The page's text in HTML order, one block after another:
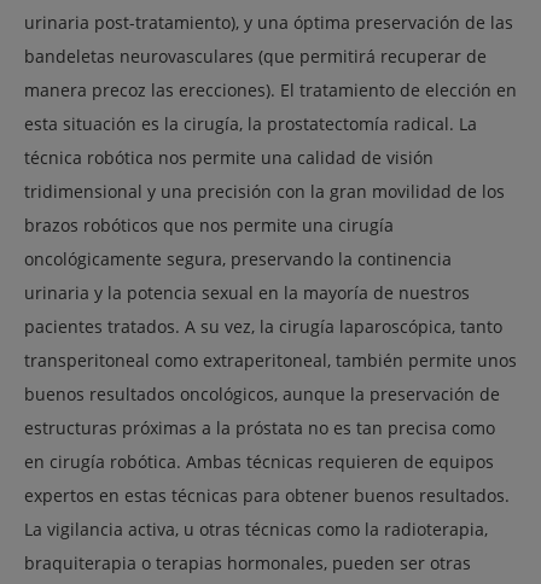
urinaria post-tratamiento), y una óptima preservación de las
bandeletas neurovasculares (que permitirá recuperar de
manera precoz las erecciones). El tratamiento de elección en
esta situación es la cirugía, la prostatectomía radical. La
técnica robótica nos permite una calidad de visión
tridimensional y una precisión con la gran movilidad de los
brazos robóticos que nos permite una cirugía
oncológicamente segura, preservando la continencia
urinaria y la potencia sexual en la mayoría de nuestros
pacientes tratados. A su vez, la cirugía laparoscópica, tanto
transperitoneal como extraperitoneal, también permite unos
buenos resultados oncológicos, aunque la preservación de
estructuras próximas a la próstata no es tan precisa como
en cirugía robótica. Ambas técnicas requieren de equipos
expertos en estas técnicas para obtener buenos resultados.
La vigilancia activa, u otras técnicas como la radioterapia,
braquiterapia o terapias hormonales, pueden ser otras